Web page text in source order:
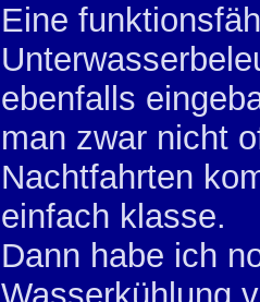
Eine
ebenfalls
man zwar nicht
Nachtfahrten
einfach klasse.
Dann habe ich